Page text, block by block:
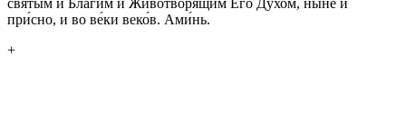
свя­ты́м и Благи́м и Жи­во­тво­ря́щим Его́ Ду́хом, ны́не и
при́сно, и во ве́ки веко́в. Ами́нь.
+